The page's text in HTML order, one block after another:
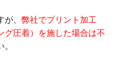
が、 弊社でプリント加工
グ圧着）を施した場合は不